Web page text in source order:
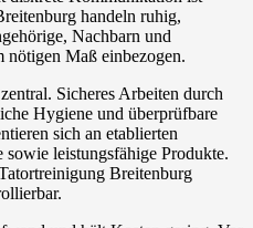
handeln ruhig,
Nachbarn und
Maß einbezogen.
Sicheres Arbeiten durch
Hygiene und überprüfbare
sich an etablierten
leistungsfähige Produkte.
Breitenburg